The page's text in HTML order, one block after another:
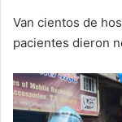
Van cientos de
pacientes dieron